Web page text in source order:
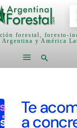
forestal, foresto-
Argentina y América